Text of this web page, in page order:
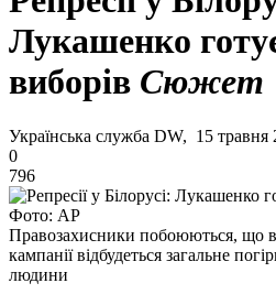
Лукашенко
виборів Сюжет
Українська служба DW, 15 травня
0
796
Фото: АР
Правозахисники побоюються, що в
кампанії відбудеться загальне
людини